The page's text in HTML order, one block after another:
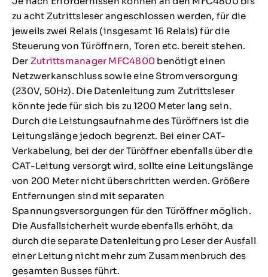
zu acht Zutrittsleser angeschlossen werden, für die
jeweils zwei Relais (insgesamt 16 Relais) für die
Steuerung von Türöffnern, Toren etc. bereit stehen.
Der Zutrittsmanager MFC4800 benötigt einen
Netzwerkanschluss sowie eine Stromversorgung
(230V, 50Hz). Die Datenleitung zum Zutrittsleser
könnte jede für sich bis zu 1200 Meter lang sein.
Durch die Leistungsaufnahme des Türöffners ist die
Leitungslänge jedoch begrenzt. Bei einer CAT-
Verkabelung, bei der der Türöffner ebenfalls über die
CAT-Leitung versorgt wird, sollte eine Leitungslänge
von 200 Meter nicht überschritten werden. Größere
Entfernungen sind mit separaten
Spannungsversorgungen für den Türöffner möglich.
Die Ausfallsicherheit wurde ebenfalls erhöht, da
durch die separate Datenleitung pro Leser der Ausfall
einer Leitung nicht mehr zum Zusammenbruch des
gesamten Busses führt.